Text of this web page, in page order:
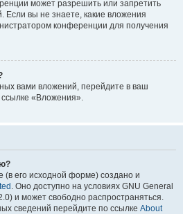
может разрешить или запретить
вы не знаете, какие вложения
конференции для получения
вами вложений, перейдите в ваш
«Вложения».
(в его исходной форме) создано и
. Оно доступно на условиях GNU General
и может свободно распространяться.
сведений перейдите по ссылке About